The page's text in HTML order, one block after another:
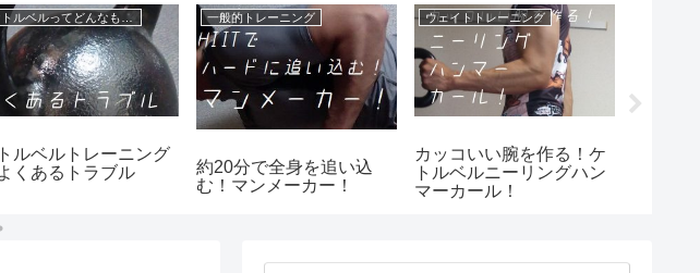
ケトルベルってどんなもの？
ルベルトレーニング
くあるトラブル
一般的トレーニング
約20分で全身を追い込
む！マンメーカー！
ウェイトトレーニング
カッコいい腕を作る！ケ
トルベルニーリングハン
マーカール！